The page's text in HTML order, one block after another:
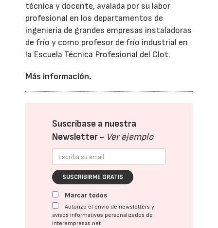
técnica y docente, avalada por su labor
profesional en los departamentos de
ingeniería de grandes empresas instaladoras
de frío y como profesor de frío industrial en
la Escuela Técnica Profesional del Clot.
Más información.
Suscríbase a nuestra
Newsletter - Ver ejemplo
SUSCRIBIRME GRATIS
Marcar todos
Autorizo el envío de newsletters y
avisos informativos personalizados de
interempresas.net